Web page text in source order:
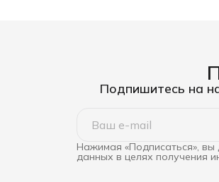
Подпишитесь на
Нажимая «Подписаться»,
данных в целях получения